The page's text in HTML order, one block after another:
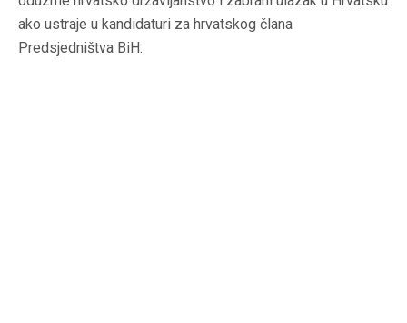
ako ustraje u kandidaturi za hrvatskog člana
Predsjedništva BiH.